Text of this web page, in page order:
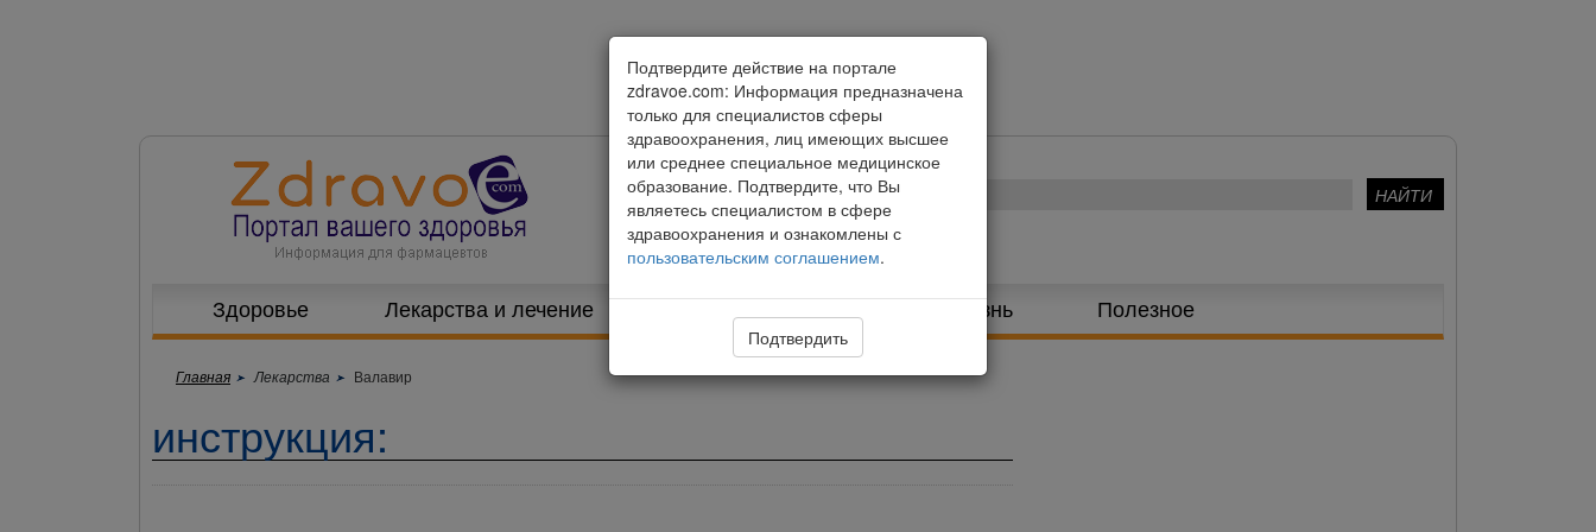
Здоровье Лекарства и лечение Питание и диета Здоровая жизнь Полезное
Главная Лекарства Валавир
инструкция:
Подтвердите действие на портале
zdravoe.com: Информация предназначена
только для специалистов сферы
здравоохранения, лиц имеющих высшее
или среднее специальное медицинское
образование. Подтвердите, что Вы
являетесь специалистом в сфере
здравоохранения и ознакомлены с
пользовательским соглашением.
Подтвердить